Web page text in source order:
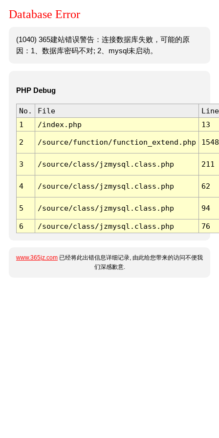
Database Error
(1040) 365建站错误警告：连接数据库失败，可能的原
因：1、数据库密码不对; 2、mysql未启动。
PHP Debug
No. File
Line
1
/index.php 13
2 /source/function/function_extend.php 1548
3 /source/class/jzmysql.class.php 211
4 /source/class/jzmysql.class.php 62
5 /source/class/jzmysql.class.php 94
6 /source/class/jzmysql.class.php 76
www.365jz.com 已经将此出错信息详细记录, 由此给您带来的访问不便我
们深感歉意.